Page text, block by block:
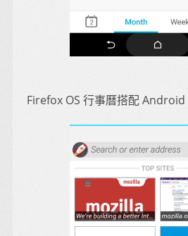
Firefox OS 行事曆搭配 Android